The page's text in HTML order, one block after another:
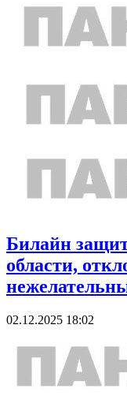
Билайн
области,
02.12.2025 18:02